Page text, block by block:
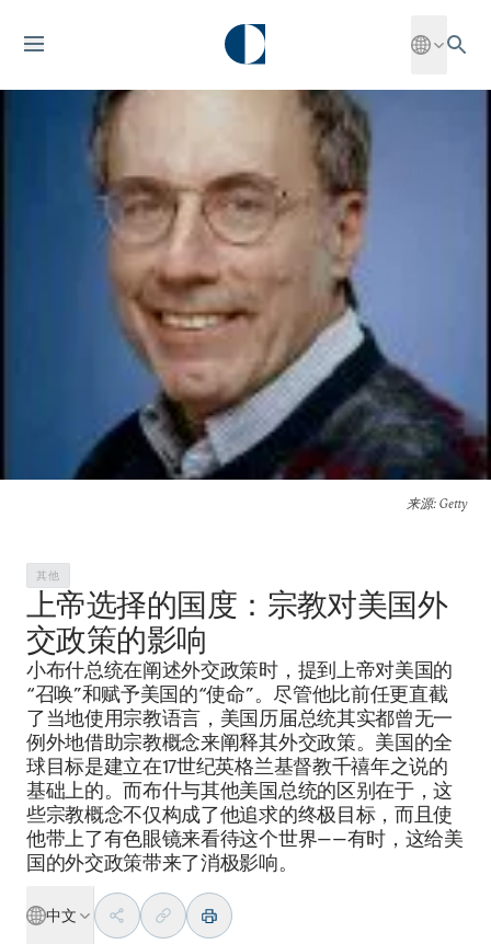
来源: Getty
其他
上帝选择的国度：宗教对美国外
交政策的影响
小布什总统在阐述外交政策时，提到上帝对美国的
“召唤”和赋予美国的“使命”。尽管他比前任更直截
了当地使用宗教语言，美国历届总统其实都曾无一
例外地借助宗教概念来阐释其外交政策。美国的全
球目标是建立在17世纪英格兰基督教千禧年之说的
基础上的。而布什与其他美国总统的区别在于，这
些宗教概念不仅构成了他追求的终极目标，而且使
他带上了有色眼镜来看待这个世界——有时，这给美
国的外交政策带来了消极影响。
中文